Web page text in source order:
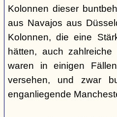
Kolonnen dieser
aus Navajos aus
Kolonnen, die eine
hätten, auch
waren in einigen
versehen, und zwar
enganliegende